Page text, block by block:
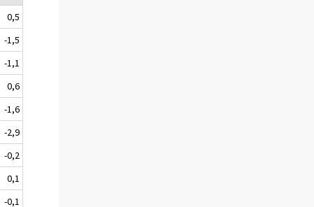
0,5
-1,5
-1,1
0,6
-1,6
-2,9
-0,2
0,1
-0,1